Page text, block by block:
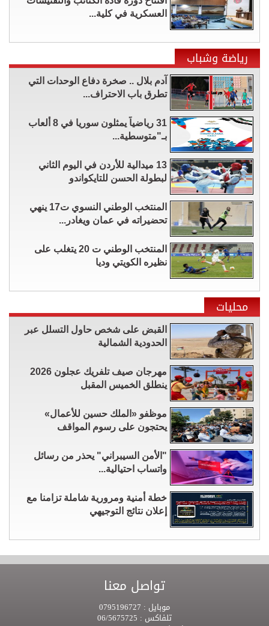
العسكرية في كلية...
رياضة وشباب
آدم بلال .. صخرة دفاع الوحدات التي
تطرق باب الاحتراف...
31 رياضياً يمثلون سوريا في 8 ألعاب
بـ"متوسطية...
13 ميدالية للأردن في اليوم الثاني
لبطولة الحسن للتايكواندو
المنتخب الوطني النسوي ت17 ينهي
تحضيراته في عمان ويغادر...
المنتخب الوطني ت 20 يتغلب على
نظيره الكويتي وديا
محليات
القبض على شخص حاول التسلل عبر
الحدودية الشمالية
مهرجان صيف تلفريك عجلون 2026
ينطلق الخميس المقبل
موظفو «الملك حسين للأعمال»
يحتجون على رسوم المواقف
"الأمن السيبراني" يحذر من رسائل
واتساب احتيالية...
خطة أمنية ومرورية شاملة تزامنا مع
إعلان نتائج التوجيهي
تواصل معنا
موبايل :
تلفاكس :